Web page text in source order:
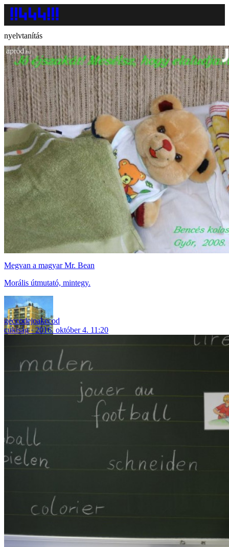
nyelvtanítás
Megvan a magyar Mr. Bean
Morális útmutató, mintegy.
geccodejoakecod
cukiság
2016. október 4. 11:20